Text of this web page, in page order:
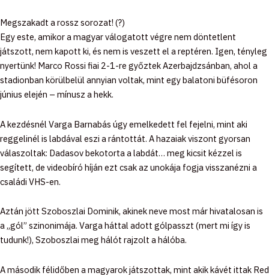
Megszakadt a rossz sorozat! (?)
Egy este, amikor a magyar válogatott végre nem döntetlent
játszott, nem kapott ki, és nem is veszett el a reptéren. Igen, tényleg
nyertünk! Marco Rossi fiai 2-1-re győztek Azerbajdzsánban, ahol a
stadionban körülbelül annyian voltak, mint egy balatoni büfésoron
június elején – mínusz a hekk.
A kezdésnél Varga Barnabás úgy emelkedett fel fejelni, mint aki
reggelinél is labdával eszi a rántottát. A hazaiak viszont gyorsan
válaszoltak: Dadasov bekotorta a labdát… meg kicsit kézzel is
segített, de videobíró híján ezt csak az unokája fogja visszanézni a
családi VHS-en.
Aztán jött Szoboszlai Dominik, akinek neve most már hivatalosan is
a „gól” szinonimája. Varga háttal adott gólpasszt (mert mi így is
tudunk!), Szoboszlai meg hálót rajzolt a hálóba.
A második félidőben a magyarok játszottak, mint akik kávét ittak Red